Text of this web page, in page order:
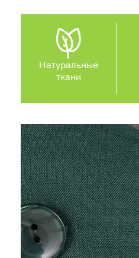
Натуральные
ткани